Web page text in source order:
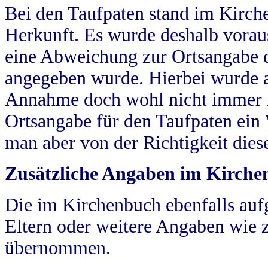
Bei den Taufpaten stand im
Herkunft. Es wurde deshalb
eine Abweichung zur
angegeben wurde. Hierbei wurde
Annahme doch wohl nicht
Ortsangabe für den Taufpaten
man aber von der Richtigkeit
Zusätzliche Angaben im
Die im Kirchenbuch ebenfalls
Eltern oder weitere Angaben wie
übernommen.